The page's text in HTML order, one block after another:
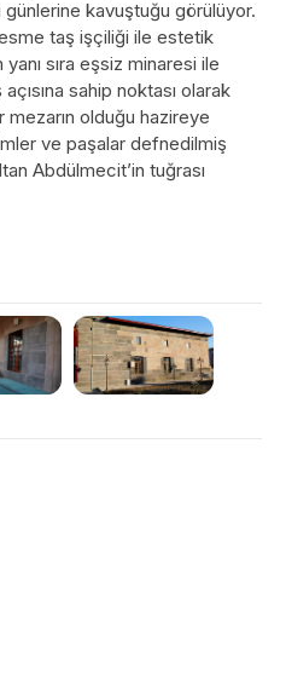
kavuştuğu görülüyor.
taş işçiliği ile estetik
yanı sıra eşsiz minaresi ile
sahip noktası olarak
olduğu hazireye
ve paşalar defnedilmiş
Abdülmecit’in tuğrası